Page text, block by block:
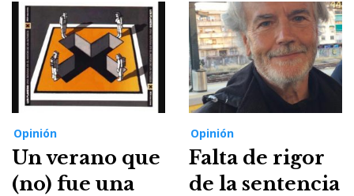
Opinión
Un verano que
(no) fue una
Opinión
Falta de rigor
de la sentencia